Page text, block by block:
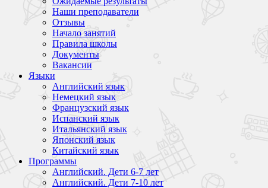
Наши преподаватели
Отзывы
Начало занятий
Правила школы
Документы
Вакансии
Языки
Английский язык
Немецкий язык
Французский язык
Испанский язык
Итальянский язык
Японский язык
Китайский язык
Программы
Английский. Дети 6-7 лет
Английский. Дети 7-10 лет